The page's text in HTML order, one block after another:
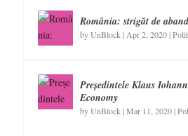
România: strigăt de
byUnBlock | Apr 2, 2020|
Președintele Klaus
Economy
byUnBlock |Mar 11, 2020|